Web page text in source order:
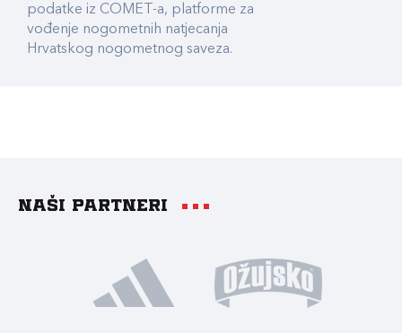
podatke iz COMET-a, platforme za
vođenje nogometnih natjecanja
Hrvatskog nogometnog saveza.
Naši partneri